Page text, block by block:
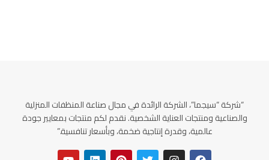
“شركة “سيجما”، الشركة الرائدة في مجال صناعة المنظفات المنزلية
والصناعية ومنتجات العناية الشخصية. نقدم لكم منتجات بمعايير جودة
عالمية، وقدرة إنتاجية ضخمة، وبأسعار تنافسية.”